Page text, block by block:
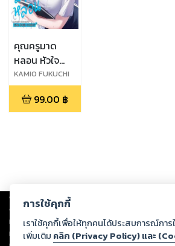
คุณครูมาด
หลอน หัวใจ
อ่อนแอ เล่ม 2
KAMIO FUKUCHI
99.00 ฿
Copyright © 2026
ต่อผลงานหรือเนื้อหาใดที่อัปโหลดผ่านเว็บไซต์และปร
ทรัพย์สินทางปัญญาของบุคคลอื่นหรือขัดต่อกฎหมาย
ทุกท่านโปรดใช้วิจารณญาณในการกลั่นกรองด้วยตน
การใช้คุกกี้
เราใช้คุกกี้เพื่อให้ทุกคนได้ประสบการณ์กา
เพิ่มเติม คลิก (Privacy Policy) และ